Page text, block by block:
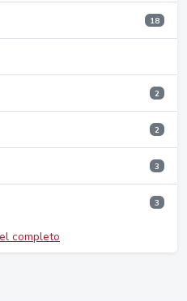
18
2
2
3
3
completo